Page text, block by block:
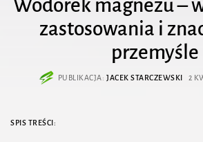
Wodorek magnezu –
zastosowania i
przemyśle
PUBLIKACJA: JACEK STARCZEWSKI 2
SPIS TREŚCI: